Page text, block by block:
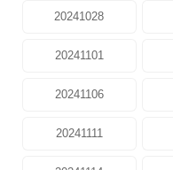
20241028
20241101
20241106
20241111